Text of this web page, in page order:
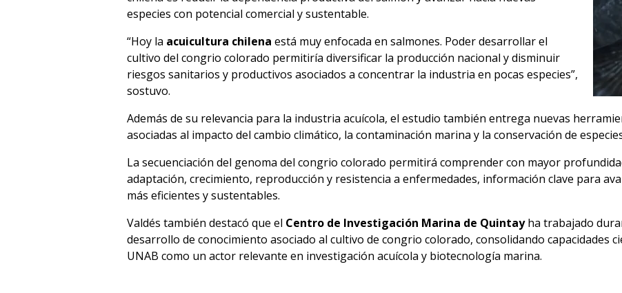
especies con potencial comercial y sustentable.
“Hoy la acuicultura chilena está muy enfocada en salmones. Poder desarrollar el
cultivo del congrio colorado permitiría diversificar la producción nacional y disminuir
riesgos sanitarios y productivos asociados a concentrar la industria en pocas especies”,
sostuvo.
Además de su relevancia para la industria acuícola, el estudio también entrega nuevas
asociadas al impacto del cambio climático, la contaminación marina y la conservación de
La secuenciación del genoma del congrio colorado permitirá comprender con mayor
adaptación, crecimiento, reproducción y resistencia a enfermedades, información clave para
más eficientes y sustentables.
Valdés también destacó que el Centro de Investigación Marina de Quintayha trabajado
desarrollo de conocimiento asociado al cultivo de congrio colorado, consolidando capacidades
UNAB como un actor relevante en investigación acuícola y biotecnología marina.